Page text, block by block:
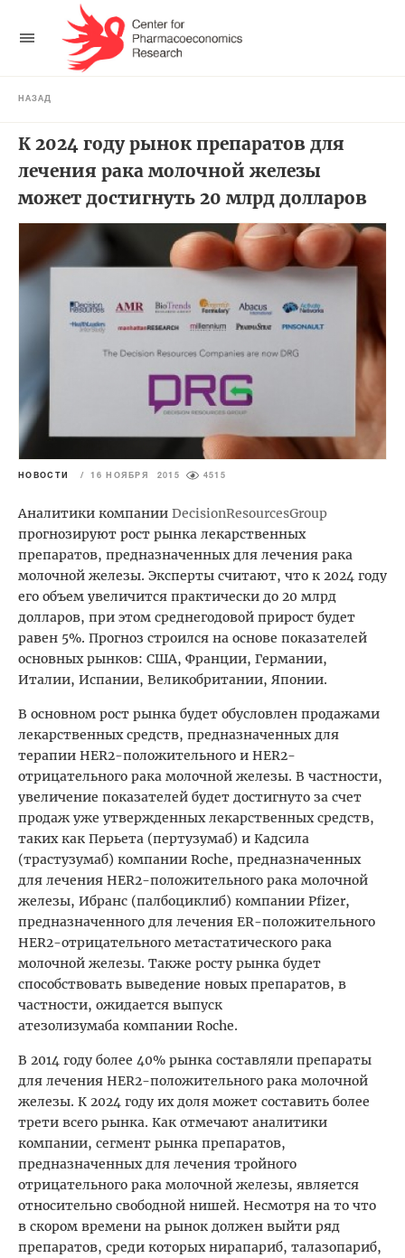
НАЗАД
К 2024 году рынок препаратов для
лечения рака молочной железы
может достигнуть 20 млрд долларов
НОВОСТИ / 16 НОЯБРЯ 2015 4515
Аналитики компании DecisionResourcesGroup
прогнозируют рост рынка лекарственных
препаратов, предназначенных для лечения рака
молочной железы. Эксперты считают, что к 2024 году
его объем увеличится практически до 20 млрд
долларов, при этом среднегодовой прирост будет
равен 5%. Прогноз строился на основе показателей
основных рынков: США, Франции, Германии,
Италии, Испании, Великобритании, Японии.
В основном рост рынка будет обусловлен продажами
лекарственных средств, предназначенных для
терапии HER2-положительного и HER2-
отрицательного рака молочной железы. В частности,
увеличение показателей будет достигнуто за счет
продаж уже утвержденных лекарственных средств,
таких как Перьета (пертузумаб) и Кадсила
(трастузумаб) компании Roche, предназначенных
для лечения HER2-положительного рака молочной
железы, Ибранс (палбоциклиб) компании Pfizer,
предназначенного для лечения ER-положительного
HER2-отрицательного метастатического рака
молочной железы. Также росту рынка будет
способствовать выведение новых препаратов, в
частности, ожидается выпуск
атезолизумаба компании Roche.
В 2014 году более 40% рынка составляли препараты
для лечения HER2-положительного рака молочной
железы. К 2024 году их доля может составить более
трети всего рынка. Как отмечают аналитики
компании, сегмент рынка препаратов,
предназначенных для лечения тройного
отрицательного рака молочной железы, является
относительно свободной нишей. Несмотря на то что
в скором времени на рынок должен выйти ряд
препаратов, среди которых нирапариб, талазопариб,